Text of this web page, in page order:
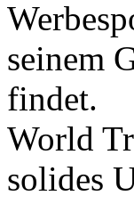
seinem
findet.
World
solides